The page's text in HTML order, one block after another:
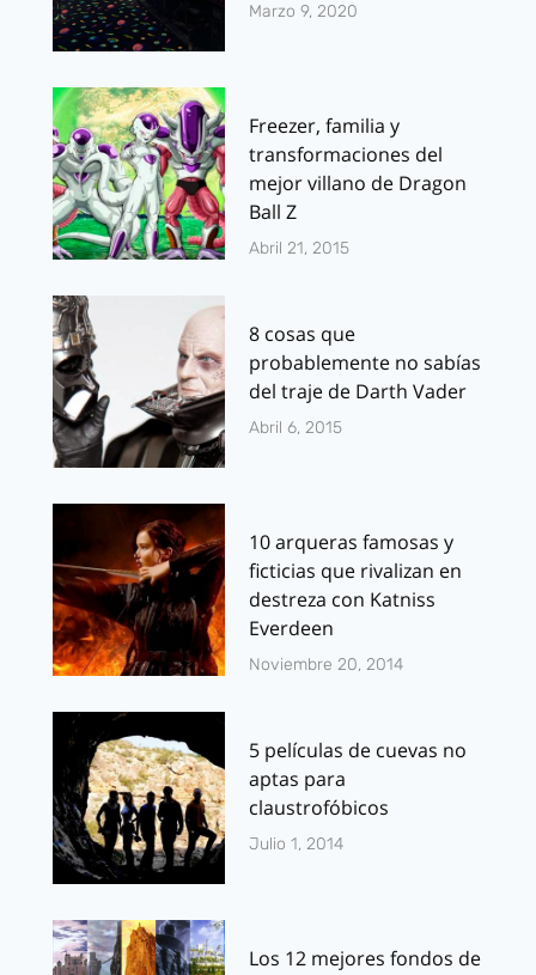
Marzo 9, 2020
Freezer, familia y
transformaciones del
mejor villano de Dragon
Ball Z
Abril 21, 2015
8 cosas que
probablemente no sabías
del traje de Darth Vader
Abril 6, 2015
10 arqueras famosas y
ficticias que rivalizan en
destreza con Katniss
Everdeen
Noviembre 20, 2014
5 películas de cuevas no
aptas para
claustrofóbicos
Julio 1, 2014
Los 12 mejores fondos de